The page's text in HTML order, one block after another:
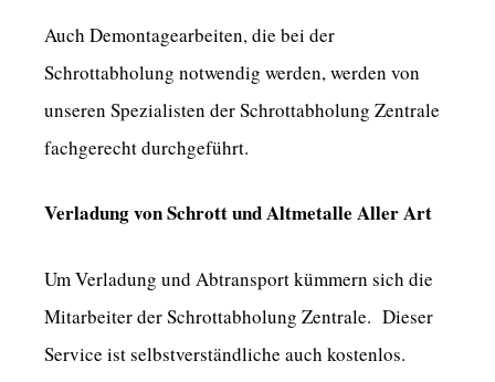
Auch Demontagearbeiten, die bei der
Schrottabholung notwendig werden, werden von
unseren Spezialisten der Schrottabholung Zentrale
fachgerecht durchgeführt.
Verladung von Schrott und Altmetalle Aller Art
Um Verladung und Abtransport kümmern sich die
Mitarbeiter der Schrottabholung Zentrale. Dieser
Service ist selbstverständliche auch kostenlos.